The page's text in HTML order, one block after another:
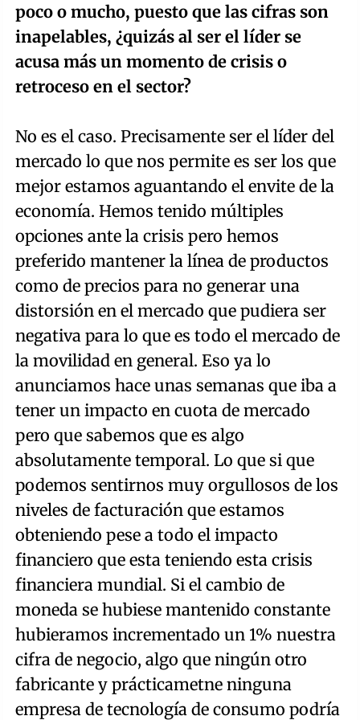
poco o mucho, puesto que las cifras son
inapelables, ¿quizás al ser el líder se
acusa más un momento de crisis o
retroceso en el sector?
No es el caso. Precisamente ser el líder del
mercado lo que nos permite es ser los que
mejor estamos aguantando el envite de la
economía. Hemos tenido múltiples
opciones ante la crisis pero hemos
preferido mantener la línea de productos
como de precios para no generar una
distorsión en el mercado que pudiera ser
negativa para lo que es todo el mercado de
la movilidad en general. Eso ya lo
anunciamos hace unas semanas que iba a
tener un impacto en cuota de mercado
pero que sabemos que es algo
absolutamente temporal. Lo que si que
podemos sentirnos muy orgullosos de los
niveles de facturación que estamos
obteniendo pese a todo el impacto
financiero que esta teniendo esta crisis
financiera mundial. Si el cambio de
moneda se hubiese mantenido constante
hubieramos incrementado un 1% nuestra
cifra de negocio, algo que ningún otro
fabricante y prácticametne ninguna
empresa de tecnología de consumo podría